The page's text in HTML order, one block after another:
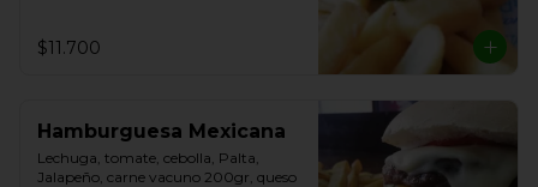
$11.700
Hamburguesa Mexicana
Lechuga, tomate, cebolla, Palta,
Jalapeño, carne vacuno 200gr, queso